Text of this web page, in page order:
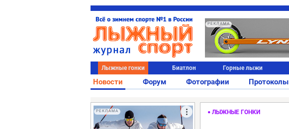
РЕКЛАМА
Лыжные гонки Биатлон Горные лыжи
Новости Форум Фотографии Протоколы
РЕКЛАМА ЛЫЖНЫЕ ГОНКИ